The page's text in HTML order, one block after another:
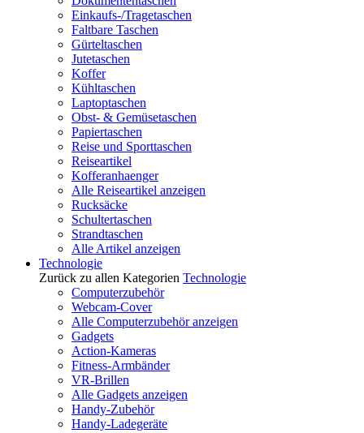
Einkaufs-/Tragetaschen
Faltbare Taschen
Gürteltaschen
Jutetaschen
Koffer
Kühltaschen
Laptoptaschen
Obst- & Gemüsetaschen
Papiertaschen
Reise und Sporttaschen
Reiseartikel
Kofferanhaenger
Alle Reiseartikel anzeigen
Rucksäcke
Schultertaschen
Strandtaschen
Alle Artikel anzeigen
Technologie
Zurück zu allen Kategorien Technologie
Computerzubehör
Webcam-Cover
Alle Computerzubehör anzeigen
Gadgets
Action-Kameras
Fitness-Armbänder
VR-Brillen
Alle Gadgets anzeigen
Handy-Zubehör
Handy-Ladegeräte